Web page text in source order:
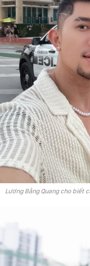
Lương Bằng Quang cho biết